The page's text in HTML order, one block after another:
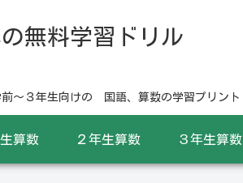
無料学習ドリル
〜３年生向けの 国語、算数の学習プリント
算数 ２年生算数 ３年生算数